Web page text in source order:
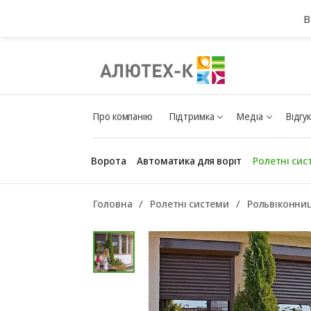
Про компанію Підтримка Медіа
Ворота Автоматика для воріт Ролетні
Головна Ролетні системи